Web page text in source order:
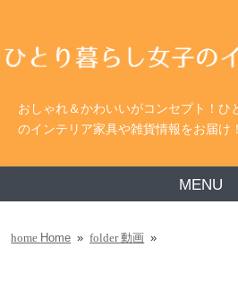
おしゃれ＆かわいいがコンセプト！ひ
のインテリア家具や雑貨情報をお届け！
MENU
home Home » folder動画 »